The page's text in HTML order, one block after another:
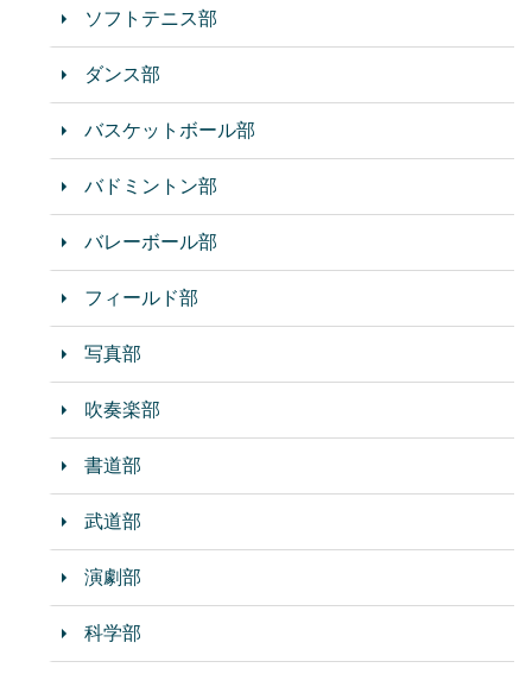
ソフトテニス部
ダンス部
バスケットボール部
バドミントン部
バレーボール部
フィールド部
写真部
吹奏楽部
書道部
武道部
演劇部
科学部